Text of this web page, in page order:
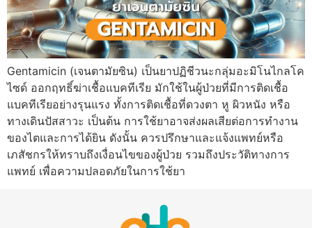
Gentamicin (เจนตามัยซิน) เป็นยาปฏิชีวนะกลุ่มอะมิโนไกลโค
ไซด์ ออกฤทธิ์ฆ่าเชื้อแบคทีเรีย มักใช้ในผู้ป่วยที่มีการติดเชื้อ
แบคทีเรียอย่างรุนแรง ทั้งการติดเชื้อที่ดวงตา หู ผิวหนัง หรือ
ทางเดินปัสสาวะ เป็นต้น การใช้ยาอาจส่งผลเสียต่อการทำงาน
ของไตและการได้ยิน ดังนั้น ควรปรึกษาและแจ้งแพทย์หรือ
เภสัชกรให้ทราบถึงเงื่อนไขของผู้ป่วย รวมถึงประวัติทางการ
แพทย์ เพื่อความปลอดภัยในการใช้ยา